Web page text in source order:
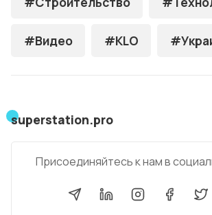
#Видео #KLO
superstation.pro
Присоединяйтесь к нам в